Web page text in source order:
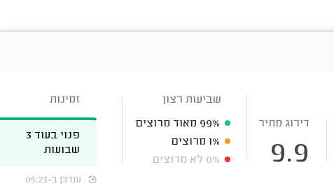
דירוג מחיר
9.9
שביעות רצון
99% מאוד מרוצים
1% מרוצים
0% לא מרוצים
זמינות
פנוי בעוד 3
שבועות
עודכן ב-05:23